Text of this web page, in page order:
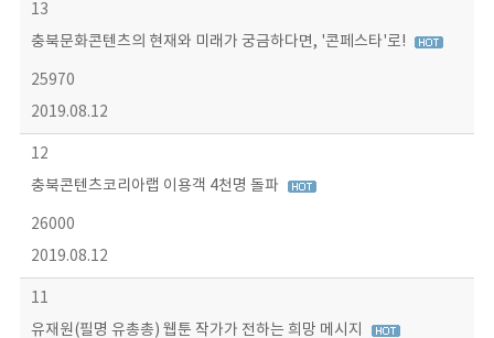
13
충북문화콘텐츠의 현재와 미래가 궁금하다면, '콘페스타'로!
25970
2019.08.12
12
충북콘텐츠코리아랩 이용객 4천명 돌파
26000
2019.08.12
11
유재원(필명 유총총) 웹툰 작가가 전하는 희망 메시지